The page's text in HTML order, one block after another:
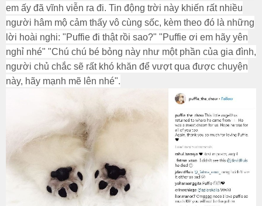
em ấy đã vĩnh viễn ra đi. Tin động trời này khiến rất nhiều
người hâm mộ cảm thấy vô cùng sốc, kèm theo đó là những
lời hoài nghi: "Puffie đi thật rồi sao?" "Puffie ơi em hãy yên
nghỉ nhé" "Chú chú bé bỏng này như một phần của gia đình,
người chủ chắc sẽ rất khó khăn để vượt qua được chuyện
này, hãy mạnh mẽ lên nhé".